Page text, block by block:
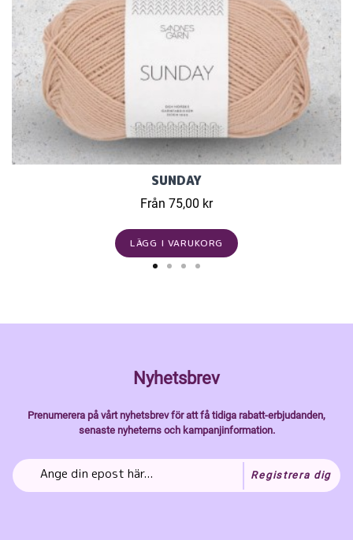
SUNDAY
Från 75,00 kr
LÄGG I VARUKORG
Nyhetsbrev
Prenumerera på vårt nyhetsbrev för att få tidiga rabatt-erbjudanden,
senaste nyheterns och kampanjinformation.
Registrera dig